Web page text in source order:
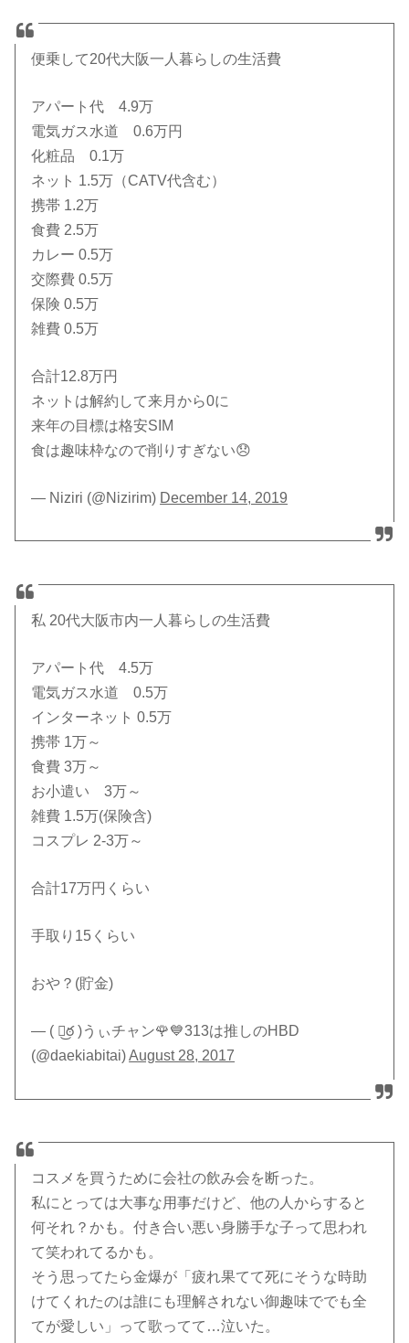
便乗して20代大阪一人暮らしの生活費
アパート代 4.9万
電気ガス水道 0.6万円
化粧品 0.1万
ネット 1.5万（CATV代含む）
携帯 1.2万
食費 2.5万
カレー 0.5万
交際費 0.5万
保険 0.5万
雑費 0.5万
合計12.8万円
ネットは解約して来月から0に
来年の目標は格安SIM
食は趣味枠なので削りすぎない😞
— Niziri (@Nizirim) December 14, 2019
私 20代大阪市内一人暮らしの生活費
アパート代 4.5万
電気ガス水道 0.5万
インターネット 0.5万
携帯 1万～
食費 3万～
お小遣い 3万～
雑費 1.5万(保険含)
コスプレ 2-3万～
合計17万円くらい
手取り15くらい
おや？(貯金)
— ( ఠ͜ఠ )うぃチャン🌹💙313は推しのHBD
(@daekiabitai)August 28, 2017
コスメを買うために会社の飲み会を断った。
私にとっては大事な用事だけど、他の人からすると
何それ？かも。付き合い悪い身勝手な子って思われ
て笑われてるかも。
そう思ってたら金爆が「疲れ果てて死にそうな時助
けてくれたのは誰にも理解されない御趣味ででも全
てが愛しい」って歌ってて…泣いた。